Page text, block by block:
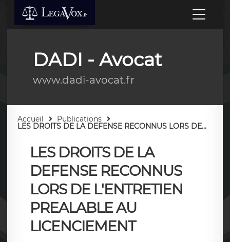
DADI - Avocat
www.dadi-avocat.fr
Accueil Publications
LES DROITS DE LA DEFENSE RECONNUS LORS DE...
LES DROITS DE LA
DEFENSE RECONNUS
LORS DE L'ENTRETIEN
PREALABLE AU
LICENCIEMENT